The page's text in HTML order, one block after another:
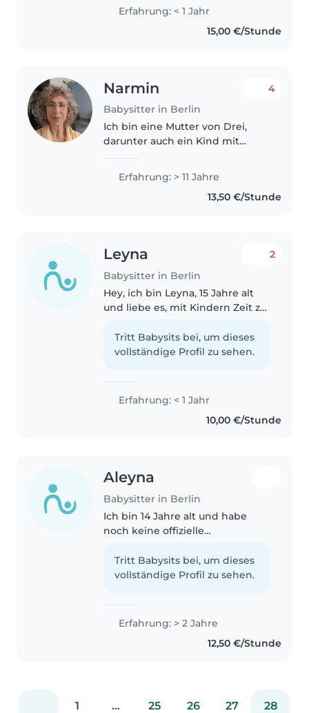
Erfahrung: < 1 Jahr
15,00 €/Stunde
Narmin
Babysitter in Berlin
4
Ich bin eine Mutter von Drei,
darunter auch ein Kind mit
seit knapp 5 Jahren als
Kindertagesmutter Gearbeitet.
Ich mache gerne Witze und
Erfahrung: > 11 Jahre
13,50 €/Stunde
Leyna
Babysitter in Berlin
2
Hey, ich bin Leyna, 15 Jahre alt
und liebe es, mit Kindern Zeit zu
Praktikum im Kindergarten
gemacht und auch schon oft auf
Tritt Babysits bei, um dieses
vollständige Profil zu sehen.
Erfahrung: < 1 Jahr
10,00 €/Stunde
Aleyna
Babysitter in Berlin
Ich bin 14 Jahre alt und habe
noch keine offizielle
oder Zertifizierung, aber ich
habe Erfahrung im Aufpassen
Tritt Babysits bei, um dieses
vollständige Profil zu sehen.
Erfahrung: > 2 Jahre
12,50 €/Stunde
1 ... 25 26 27 28